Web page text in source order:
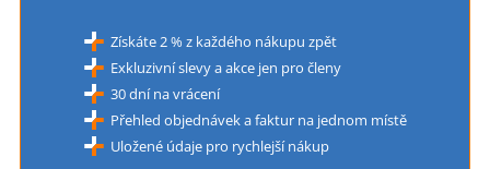
Získáte 2 % z každého nákupu zpět
Exkluzivní slevy a akce jen pro členy
30 dní na vrácení
Přehled objednávek a faktur na jednom místě
Uložené údaje pro rychlejší nákup